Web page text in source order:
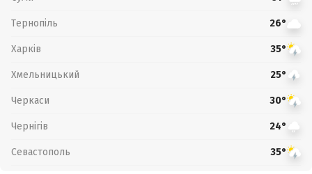
Тернопіль 26°
Харків 35°
Хмельницький 25°
Черкаси 30°
Чернігів 24°
Севастополь 35°